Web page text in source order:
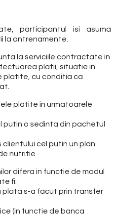
participantul isi asuma
la antrenamente.
la serviciile contractate in
platii, situatie in
platite, cu conditia ca
platite in urmatoarele
o sedinta din pachetul
cel putin un plan
nutritie
difera in functie de modul
fi:
plata s-a facut prin transfer
(in functie de banca